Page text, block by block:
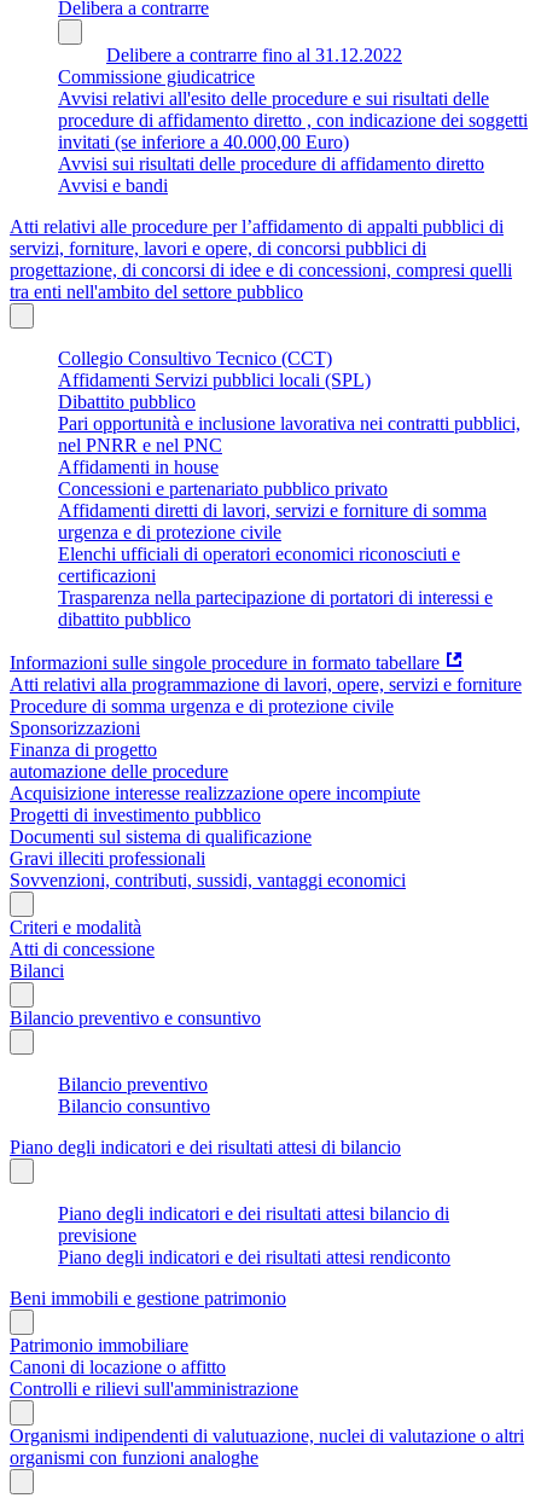
Delibera a contrarre
Delibere a contrarre fino al 31.12.2022
Commissione giudicatrice
Avvisi relativi all'esito delle procedure e sui risultati delle
procedure di affidamento diretto , con indicazione dei soggetti
invitati (se inferiore a 40.000,00 Euro)
Avvisi sui risultati delle procedure di affidamento diretto
Avvisi e bandi
Atti relativi alle procedure per l’affidamento di appalti pubblici di
servizi, forniture, lavori e opere, di concorsi pubblici di
progettazione, di concorsi di idee e di concessioni, compresi quelli
tra enti nell'ambito del settore pubblico
Collegio Consultivo Tecnico (CCT)
Affidamenti Servizi pubblici locali (SPL)
Dibattito pubblico
Pari opportunità e inclusione lavorativa nei contratti pubblici,
nel PNRR e nel PNC
Affidamenti in house
Concessioni e partenariato pubblico privato
Affidamenti diretti di lavori, servizi e forniture di somma
urgenza e di protezione civile
Elenchi ufficiali di operatori economici riconosciuti e
certificazioni
Trasparenza nella partecipazione di portatori di interessi e
dibattito pubblico
Informazioni sulle singole procedure in formato tabellare
Atti relativi alla programmazione di lavori, opere, servizi e forniture
Procedure di somma urgenza e di protezione civile
Sponsorizzazioni
Finanza di progetto
automazione delle procedure
Acquisizione interesse realizzazione opere incompiute
Progetti di investimento pubblico
Documenti sul sistema di qualificazione
Gravi illeciti professionali
Sovvenzioni, contributi, sussidi, vantaggi economici
Criteri e modalità
Atti di concessione
Bilanci
Bilancio preventivo e consuntivo
Bilancio preventivo
Bilancio consuntivo
Piano degli indicatori e dei risultati attesi di bilancio
Piano degli indicatori e dei risultati attesi bilancio di
previsione
Piano degli indicatori e dei risultati attesi rendiconto
Beni immobili e gestione patrimonio
Patrimonio immobiliare
Canoni di locazione o affitto
Controlli e rilievi sull'amministrazione
Organismi indipendenti di valutuazione, nuclei di valutazione o altri
organismi con funzioni analoghe